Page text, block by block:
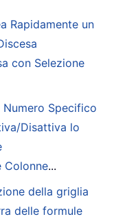
Rapidamente un
con Selezione
Specifico
Disattiva lo
Colonne...
della griglia
delle formule